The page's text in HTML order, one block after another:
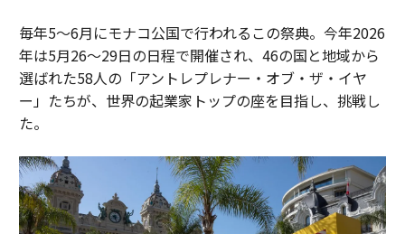
毎年5〜6月にモナコ公国で行われるこの祭典。今年2026
年は5月26〜29日の日程で開催され、46の国と地域から
選ばれた58人の「アントレプレナー・オブ・ザ・イヤ
ー」たちが、世界の起業家トップの座を目指し、挑戦し
た。